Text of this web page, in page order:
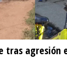
tras agresión